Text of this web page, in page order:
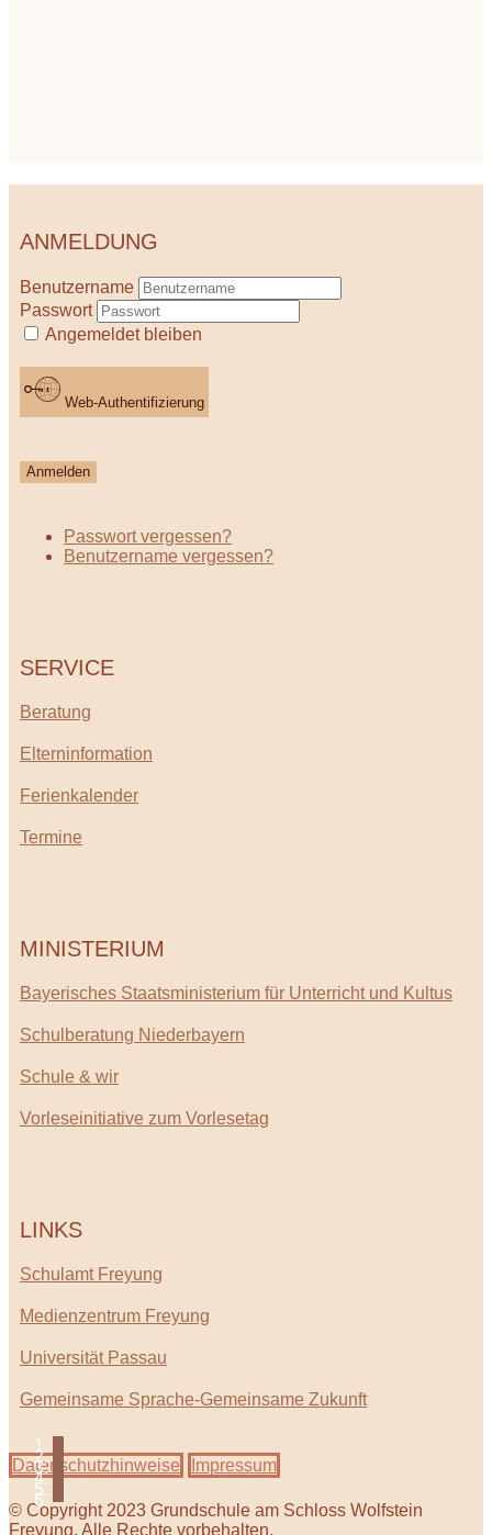
ANMELDUNG
Benutzername
Passwort
Angemeldet bleiben
Web-Authentifizierung
Anmelden
Passwort vergessen?
Benutzername vergessen?
SERVICE
Beratung
Elterninformation
Ferienkalender
Termine
MINISTERIUM
Bayerisches Staatsministerium für Unterricht und Kultus
Schulberatung Niederbayern
Schule & wir
Vorleseinitiative zum Vorlesetag
LINKS
Schulamt Freyung
Medienzentrum Freyung
Universität Passau
Gemeinsame Sprache-Gemeinsame Zukunft
Datenschutzhinweise Impressum
© Copyright 2023 Grundschule am Schloss Wolfstein
Freyung. Alle Rechte vorbehalten.